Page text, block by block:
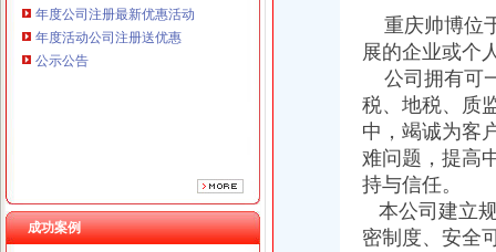
本站导航年度公司注册最新优惠活动
年度活动公司注册送优惠
公示公告
成功案例
重庆帅博位
展的企业或个
公司拥有可
税、地税、质
中，竭诚为客
难问题，提高
持与信任。
本公司建立
密制度、安全